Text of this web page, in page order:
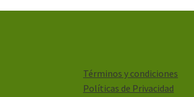
Términos y condiciones
Políticas de Privacidad